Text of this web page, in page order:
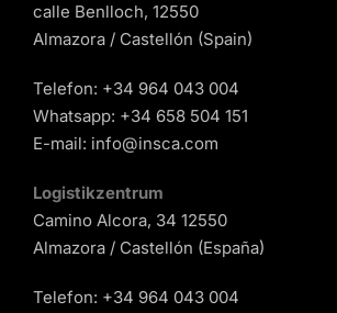
calle Benlloch, 12550
Almazora / Castellón (Spain)
Telefon: +34 964 043 004
Whatsapp: +34 658 504 151
E-mail: info@insca.com
Logistikzentrum
Camino Alcora, 34 12550
Almazora / Castellón (España)
Telefon: +34 964 043 004